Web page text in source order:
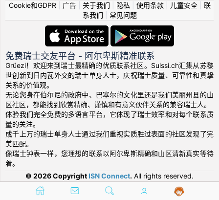
Cookie和GDPR
广告| 关于我们 隐私 使用条款| 儿童安全| 联
系我们
常见问题
免费瑞士交友平台 - 阿尔卑斯精准联系
Grüezi！欢迎来到瑞士最精确的优质联系社区。Suissi.ch汇集从苏黎
世创新到日内瓦外交的瑞士单身人士，庆祝瑞士质量、可靠性和真挚
关系的价值观。
无论您身在伯尔尼的政府中、巴塞尔的文化里还是我们美丽州县的山
区社区，都能找到欣赏精确、谨慎和有意义伙伴关系的兼容瑞士人。
体验我们完全免费的多语言平台，它体现了瑞士效率和对每个联系质
量的关注。
成千上万的瑞士单身人士通过我们重视实质胜过表面的社区发现了完
美匹配。
像瑞士钟表一样，您理想的联系以阿尔卑斯精确和山区清新真实等待
着。
© 2026 Copyright ISN Connect. All rights reserved.